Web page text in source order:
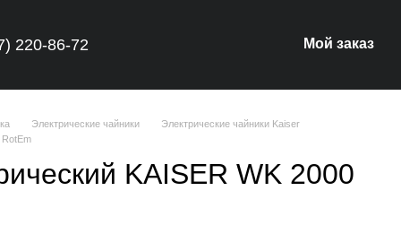
220-86-72 Мой заказ
Электрические чайники
Электрические чайники Kaiser
RotEm
KAISER WK 2000